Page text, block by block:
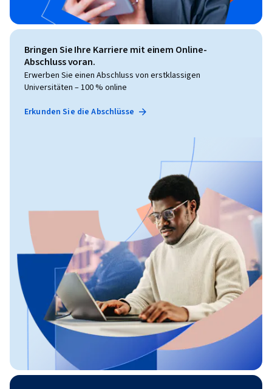
Bringen Sie Ihre Karriere mit einem Online-
Abschluss voran.
Erwerben Sie einen Abschluss von erstklassigen
Universitäten – 100 % online
Erkunden Sie die Abschlüsse